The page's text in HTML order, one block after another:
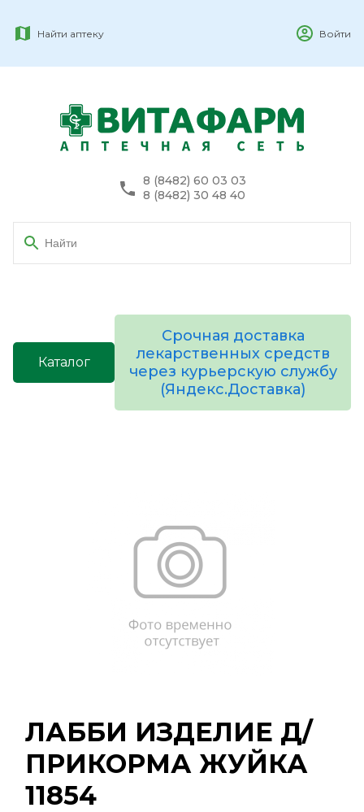
Найти аптеку Войти
8 (8482) 60 03 03
8 (8482) 30 48 40
Каталог
Срочная доставка
лекарственных средств
через курьерскую службу
(Яндекс.Доставка)
ЛАББИ ИЗДЕЛИЕ Д/
ПРИКОРМА ЖУЙКА
11854